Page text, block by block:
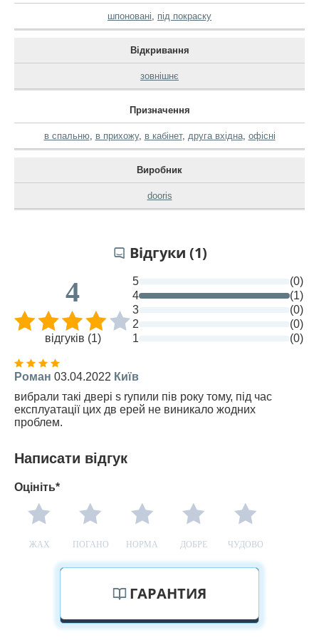
шпоновані, під покраску
Відкривання
зовнішнє
Призначення
в спальню, в прихожу, в кабінет, друга вхідна, офісні
Виробник
dooris
Відгуки (1)
4
відгуків (1)
5
(0)
4
(1)
3
(0)
2
(0)
1
(0)
Роман 03.04.2022 Київ
вибрали такі двері s rупили пів року тому, під час
експлуатації цих дв ерей не виникало жодних
проблем.
Написати відгук
Оцініть*
ЖАХ ПОГАНО НОРМА ДОБРЕ ЧУДОВО
ГАРАНТИЯ